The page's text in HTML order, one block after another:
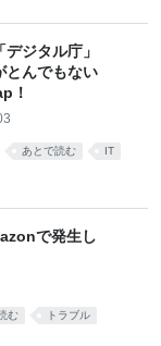
ジタル庁」
とんでもない
！
あとで読む IT
で発生し
む トラブル